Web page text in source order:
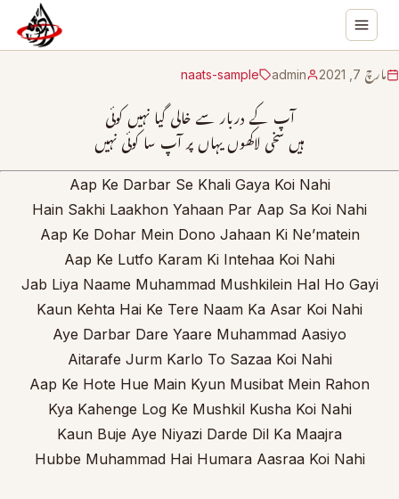
مارچ 7, 2021 admin
naats-sample
آپ کے دربار سے خالی گیا نہیں کوئی
ہیں سخی لاکھوں یہاں پر آپ سا کوئی نہیں
Aap Ke Darbar Se Khali Gaya Koi Nahi
Hain Sakhi Laakhon Yahaan Par Aap Sa Koi Nahi
Aap Ke Dohar Mein Dono Jahaan Ki Ne’matein
Aap Ke Lutfo Karam Ki Intehaa Koi Nahi
Jab Liya Naame Muhammad Mushkilein Hal Ho Gayi
Kaun Kehta Hai Ke Tere Naam Ka Asar Koi Nahi
Aye Darbar Dare Yaare Muhammad Aasiyo
Aitarafe Jurm Karlo To Sazaa Koi Nahi
Aap Ke Hote Hue Main Kyun Musibat Mein Rahon
Kya Kahenge Log Ke Mushkil Kusha Koi Nahi
Kaun Buje Aye Niyazi Darde Dil Ka Maajra
Hubbe Muhammad Hai Humara Aasraa Koi Nahi